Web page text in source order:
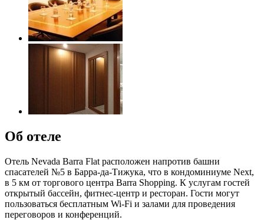
Об отеле
Отель Nevada Barra Flat расположен напротив башни
спасателей №5 в Барра-да-Тижука, что в кондоминиуме Next,
в 5 км от торгового центра Barra Shopping. К услугам гостей
открытый бассейн, фитнес-центр и ресторан. Гости могут
пользоваться бесплатным Wi-Fi и залами для проведения
переговоров и конференций.